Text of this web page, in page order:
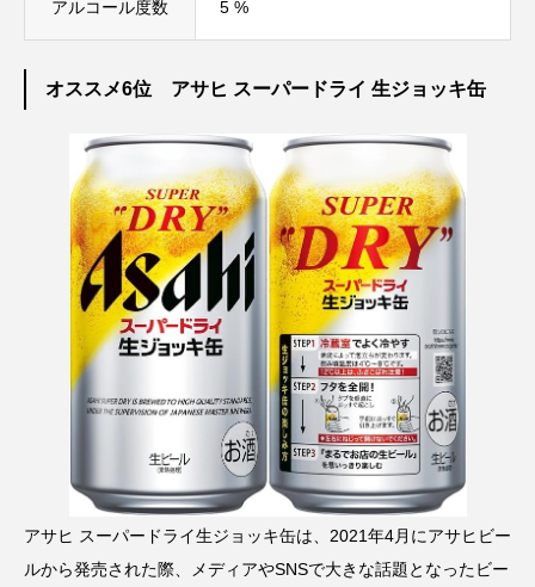
アルコール度数 5 %
オススメ6位 アサヒ スーパードライ 生ジョッキ缶
アサヒ スーパードライ生ジョッキ缶は、2021年4月にアサヒビー
ルから発売された際、メディアやSNSで大きな話題となったビー